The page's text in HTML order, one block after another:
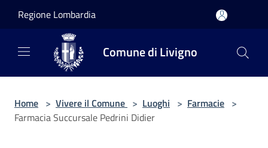
Regione Lombardia
Comune di Livigno
Home > Vivere il Comune > Luoghi > Farmacie >
Farmacia Succursale Pedrini Didier